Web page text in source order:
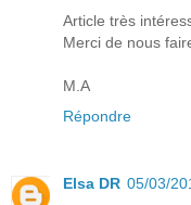
Article très
Merci de nous
M.A
Répondre
Elsa DR 05/03/